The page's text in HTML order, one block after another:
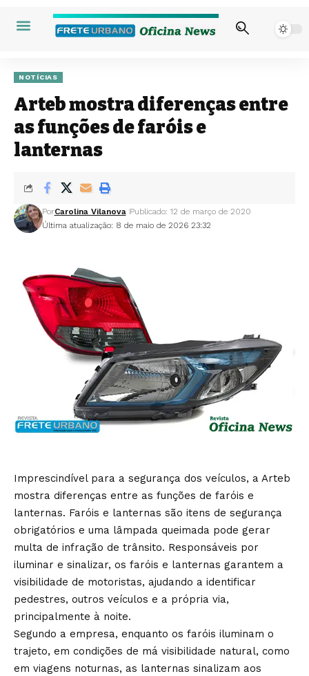
NOTÍCIAS
Arteb mostra diferenças entre
as funções de faróis e
lanternas
Última atualização: 8 de maio de 2026 23:32
PorCarolina Vilanova Publicado: 12 de março de 2020
Imprescindível para a segurança dos veículos, a Arteb
mostra diferenças entre as funções de faróis e
lanternas. Faróis e lanternas são itens de segurança
obrigatórios e uma lâmpada queimada pode gerar
multa de infração de trânsito. Responsáveis por
iluminar e sinalizar, os faróis e lanternas garantem a
visibilidade de motoristas, ajudando a identificar
pedestres, outros veículos e a própria via,
principalmente à noite.
Segundo a empresa, enquanto os faróis iluminam o
trajeto, em condições de má visibilidade natural, como
em viagens noturnas, as lanternas sinalizam aos